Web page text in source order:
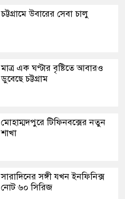
চট্টগ্রামে উবারের সেবা চালু
মাত্র এক ঘণ্টার বৃষ্টিতে আবারও
ডুবেছে চট্টগ্রাম
মোহাম্মদপুরে টিফিনবক্সের নতুন
শাখা
সারাদিনের সঙ্গী যখন ইনফিনিক্স
নোট ৬০ সিরিজ